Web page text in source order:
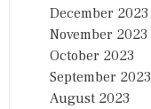
December 2023
November 2023
October 2023
September 2023
August 2023